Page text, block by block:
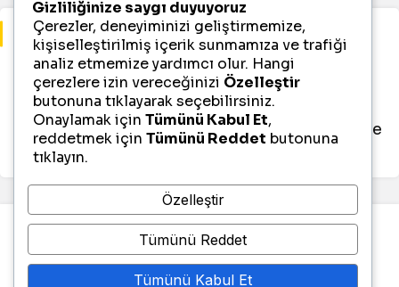
Maç Bulunamadı
Avrupa Konferans Ligi için gösterilebilecek
2026-06-06 tarihli maç veye maçlar
bulunmamaktadır, diğer liglere veya tarihlere
göz atabilirsiniz.
Gizliliğinize saygı duyuyoruz
Çerezler, deneyiminizi geliştirmemize,
kişiselleştirilmiş içerik sunmamıza ve trafiği
analiz etmemize yardımcı olur. Hangi
çerezlere izin vereceğinizi Özelleştir
butonuna tıklayarak seçebilirsiniz.
Onaylamak için Tümünü Kabul Et,
reddetmek için Tümünü Reddet butonuna
tıklayın.
Özelleştir
Tümünü Reddet
Tümünü Kabul Et